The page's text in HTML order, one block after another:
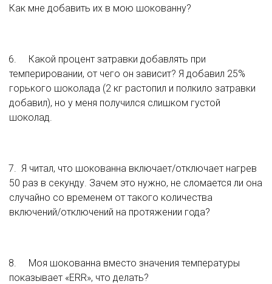
Как мне добавить их в мою шокованну?
6.	Какой процент затравки добавлять при
темперировании, от чего он зависит? Я добавил 25%
горького шоколада (2 кг растопил и полкило затравки
добавил), но у меня получился слишком густой
шоколад.
7.  Я читал, что шокованна включает/отключает нагрев
50 раз в секунду. Зачем это нужно, не сломается ли она
случайно со временем от такого количества
включений/отключений на протяжении года?
8.	Моя шокованна вместо значения температуры
показывает «ERR», что делать?